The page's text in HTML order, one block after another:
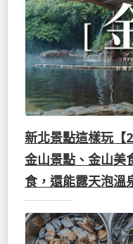
新北景點這樣玩【
金山景點、金山美
食，還能露天泡溫